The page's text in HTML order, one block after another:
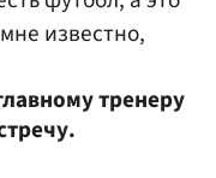
известно,
тренеру